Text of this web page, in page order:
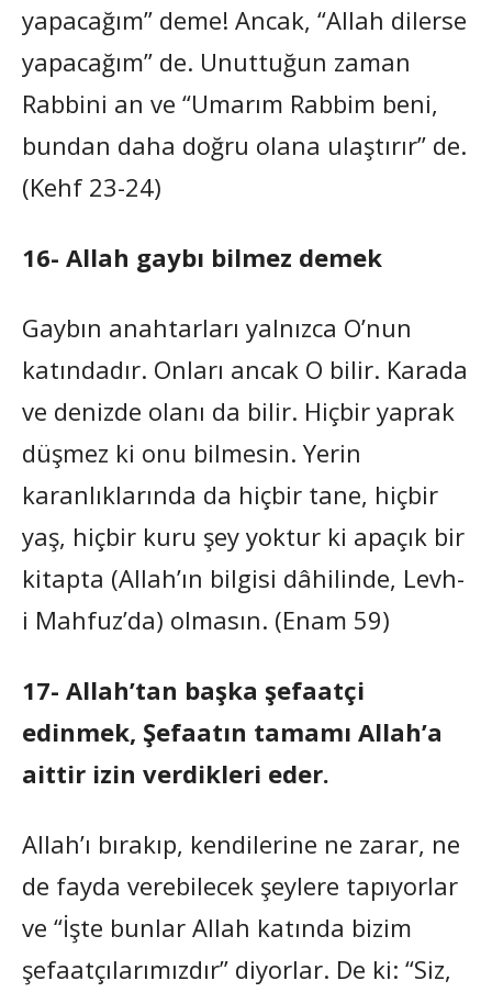
yapacağım” deme! Ancak, “Allah dilerse
yapacağım” de. Unuttuğun zaman
Rabbini an ve “Umarım Rabbim beni,
bundan daha doğru olana ulaştırır” de.
(Kehf 23-24)
16- Allah gaybı bilmez demek
Gaybın anahtarları yalnızca O’nun
katındadır. Onları ancak O bilir. Karada
ve denizde olanı da bilir. Hiçbir yaprak
düşmez ki onu bilmesin. Yerin
karanlıklarında da hiçbir tane, hiçbir
yaş, hiçbir kuru şey yoktur ki apaçık bir
kitapta (Allah’ın bilgisi dâhilinde, Levh-
i Mahfuz’da) olmasın. (Enam 59)
17- Allah’tan başka şefaatçi
edinmek, Şefaatın tamamı Allah’a
aittir izin verdikleri eder.
Allah’ı bırakıp, kendilerine ne zarar, ne
de fayda verebilecek şeylere tapıyorlar
ve “İşte bunlar Allah katında bizim
şefaatçılarımızdır” diyorlar. De ki: “Siz,